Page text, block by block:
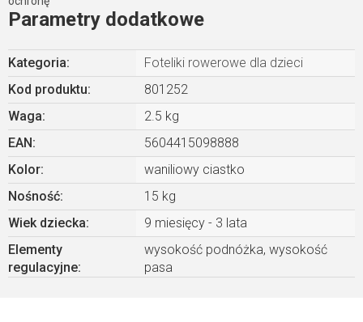
Parametry dodatkowe
Kategoria:
Foteliki rowerowe dla dzieci
Kod produktu:
801252
Waga:
2.5 kg
EAN:
5604415098888
Kolor:
waniliowy ciastko
Nośność:
15 kg
Wiek dziecka:
9 miesięcy - 3 lata
Elementy
regulacyjne:
wysokość podnóżka, wysokość
pasa